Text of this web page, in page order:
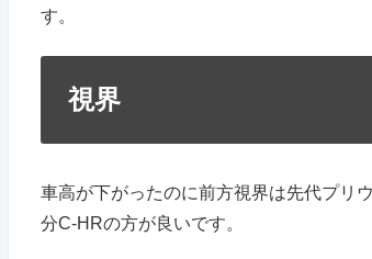
す。
視界
車高が下がったのに前方視界は先代プリ
分C-HRの方が良いです。